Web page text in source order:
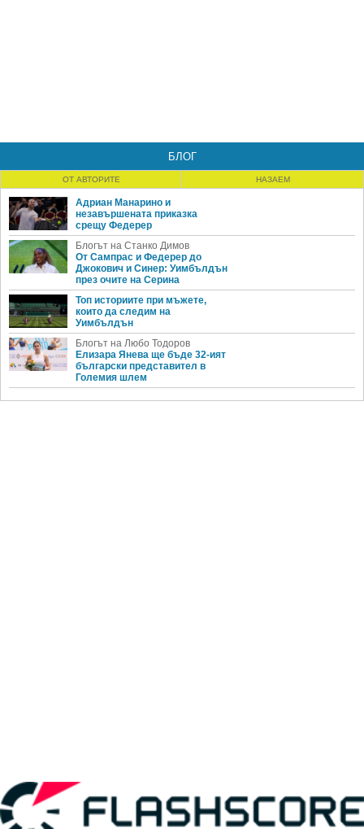
БЛОГ
ОТ АВТОРИТЕ НАЗАЕМ
Адриан Манарино и
незавършената приказка
срещу Федерер
Блогът на Станко Димов
От Сампрас и Федерер до
Джокович и Синер: Уимбълдън
през очите на Серина
Топ историите при мъжете,
които да следим на
Уимбълдън
Блогът на Любо Тодоров
Елизара Янева ще бъде 32-ият
български представител в
Големия шлем